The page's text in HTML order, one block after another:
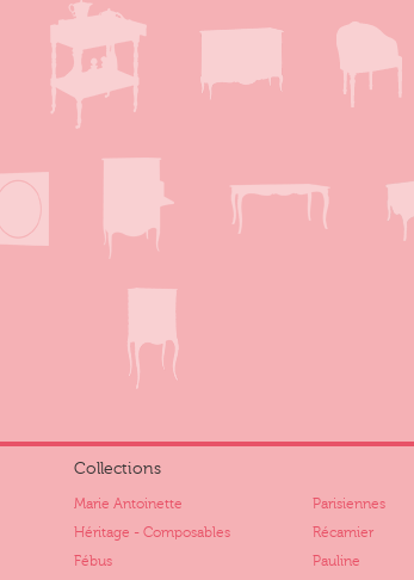
Collections
Marie Antoinette
Parisiennes
Héritage - Composables
Récamier
Fébus
Pauline